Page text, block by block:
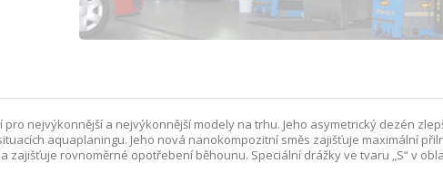
nejvýkonnější a nejvýkonnější modely na trhu. Jeho asymetrický dezén
aquaplaningu. Jeho nová nanokompozitní směs zajišťuje maximální
rovnoměrné opotřebení běhounu. Speciální drážky ve tvaru „S“ v